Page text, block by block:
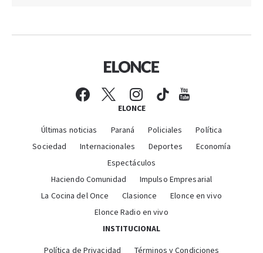
ELONCE
Últimas noticias Paraná Policiales
Política
Sociedad
Internacionales Deportes
Economía
Espectáculos
Haciendo Comunidad
Impulso Empresarial
La Cocina del Once
Clasionce
Elonce en vivo
Elonce Radio en vivo
INSTITUCIONAL
Política de Privacidad Términos y Condiciones